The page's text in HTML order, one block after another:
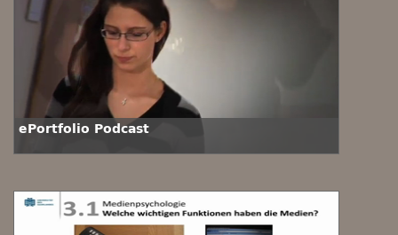
ePortfolio Podcast